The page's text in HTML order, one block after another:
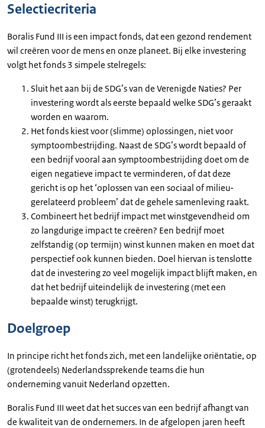
Selectiecriteria
Boralis Fund III is een impact fonds, dat een gezond rendement
wil creëren voor de mens en onze planeet. Bij elke investering
volgt het fonds 3 simpele stelregels:
Sluit het aan bij de SDG’s van de Verenigde Naties? Per
investering wordt als eerste bepaald welke SDG’s geraakt
worden en waarom.
Het fonds kiest voor (slimme) oplossingen, niet voor
symptoombestrijding. Naast de SDG’s wordt bepaald of
een bedrijf vooral aan symptoombestrijding doet om de
eigen negatieve impact te verminderen, of dat deze
gericht is op het ‘oplossen van een sociaal of milieu-
gerelateerd probleem’ dat de gehele samenleving raakt.
Combineert het bedrijf impact met winstgevendheid om
zo langdurige impact te creëren? Een bedrijf moet
zelfstandig (op termijn) winst kunnen maken en moet dat
perspectief ook kunnen bieden. Doel hiervan is tenslotte
dat de investering zo veel mogelijk impact blijft maken, en
dat het bedrijf uiteindelijk de investering (met een
bepaalde winst) terugkrijgt.
Doelgroep
In principe richt het fonds zich, met een landelijke oriëntatie, op
(grotendeels) Nederlandssprekende teams die hun
onderneming vanuit Nederland opzetten.
Boralis Fund III weet dat het succes van een bedrijf afhangt van
de kwaliteit van de ondernemers. In de afgelopen jaren heeft